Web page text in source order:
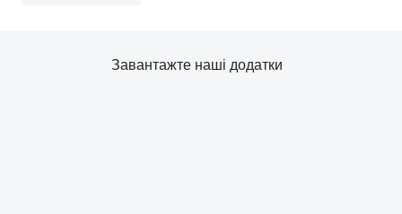
Завантажте наші додатки